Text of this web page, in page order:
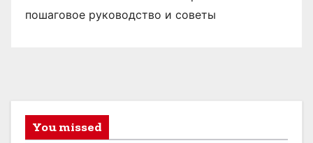
пошаговое руководство и советы
You missed